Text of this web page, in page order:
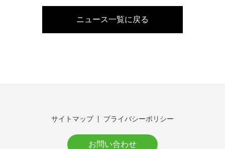
ニュース一覧に戻る
サイトマップ プライバシーポリシー
お問い合わせ